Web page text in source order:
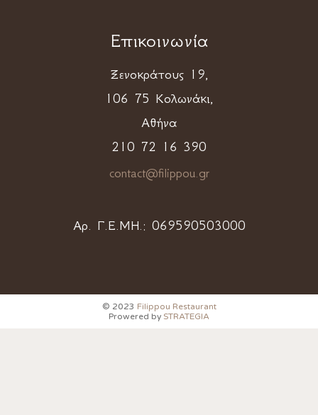
Επικοινωνία
Ξενοκράτους 19,
106 75 Κολωνάκι,
Αθήνα
210 72 16 390
contact@filippou.gr
Αρ. Γ.Ε.ΜΗ.: 069590503000
© 2023 Filippou Restaurant
Prowered by STRATEGIA